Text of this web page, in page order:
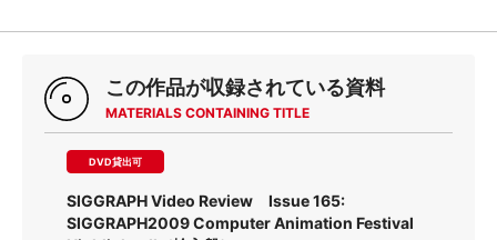
この作品が収録されている資料
MATERIALS CONTAINING TITLE
DVD貸出可
SIGGRAPH Video Review Issue 165:
SIGGRAPH2009 Computer Animation Festival